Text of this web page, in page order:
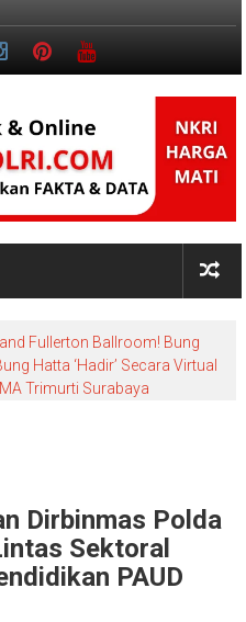
Fullerton Ballroom! Bung
Hatta ‘Hadir’ Secara Virtual
Trimurti Surabaya
Dirbinmas Polda
Sektoral
PAUD